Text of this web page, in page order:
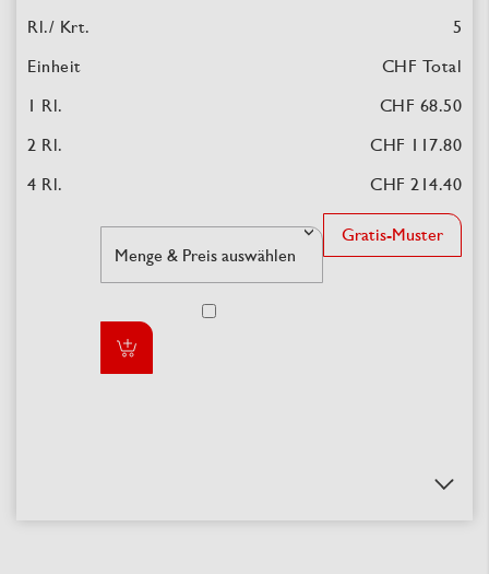
5
CHF Total
CHF 68.50
CHF 117.80
CHF 214.40
Gratis-Muster